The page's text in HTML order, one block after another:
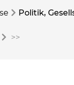
Politik,
>>